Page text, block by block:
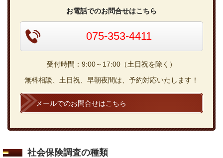
お電話でのお問合せはこちら
075-353-4411
受付時間：9:00～17:00（土日祝を除く）
無料相談、土日祝、早朝夜間は、予約対応いたします！
メールでのお問合せはこちら
社会保険調査の種類